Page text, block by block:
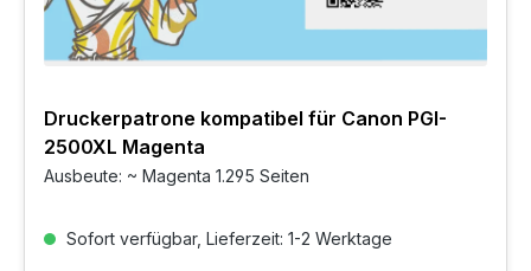
Druckerpatrone kompatibel für Canon PGI-
2500XL Magenta
Ausbeute: ~ Magenta 1.295 Seiten
Sofort verfügbar, Lieferzeit: 1-2 Werktage